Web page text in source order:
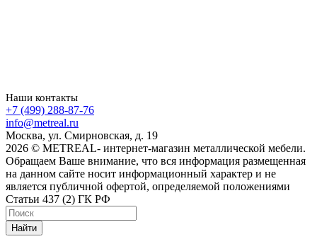
Наши контакты
+7 (499) 288-87-76
info@metreal.ru
Москва, ул. Смирновская, д. 19
2026 © METREAL- интернет-магазин металлической мебели.
Обращаем Ваше внимание, что вся информация размещенная
на данном сайте носит информационный характер и не
является публичной офертой, определяемой положениями
Статьи 437 (2) ГК РФ
Найти